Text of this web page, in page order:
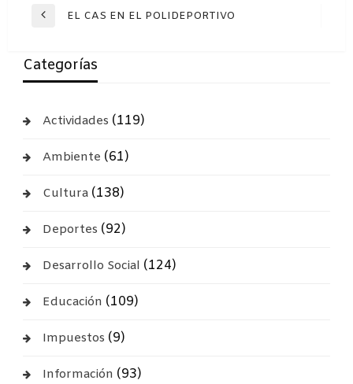
Navegación
entradas
EntradaEL CAS EN EL POLIDEPORTIVO
Categorías
Actividades (119)
Ambiente (61)
Cultura(138)
Deportes (92)
Desarrollo Social (124)
Educación (109)
Impuestos (9)
Información (93)